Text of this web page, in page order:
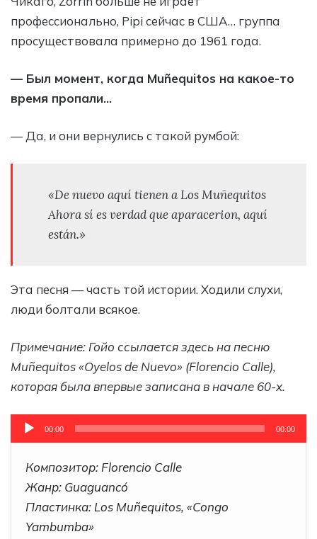
профессионально, Pipi сейчас в США… группа
просуществовала примерно до 1961 года.
— Был момент, когда Muñequitos на какое-то
время пропали…
— Да, и они вернулись с такой румбой:
«De nuevo aquí tienen a Los Muñequitos
Ahora sí es verdad que aparacerion, aquí
están.»
Эта песня — часть той истории. Ходили слухи,
люди болтали всякое.
Примечание: Гойо ссылается здесь на песню
Muñequitos«Oyelos de Nuevo» (Florencio Calle),
которая была впервые записана в начале 60-х.
Аудиоплеер
00:00 00:00
Композитор: Florencio Calle
Жанр: Guaguancó
Пластинка: Los Muñequitos, «Congo
Yambumba»